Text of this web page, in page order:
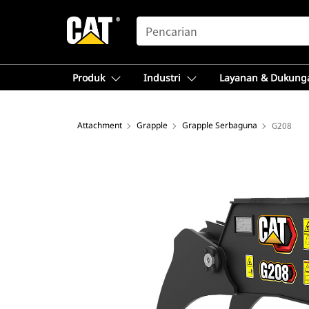
SEARCH
Produk Industri Layanan &
Attachment Grapple Grapple Serbaguna G208